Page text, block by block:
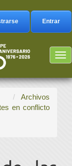
Entrar
Archivos
en conflicto